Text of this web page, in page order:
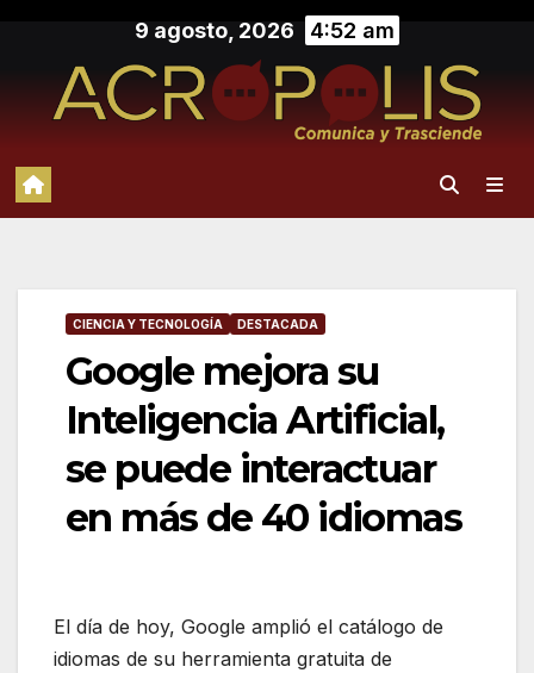
contenido
9 agosto, 2026 4:52 am
CIENCIA Y TECNOLOGÍA DESTACADA
Google mejora su
Inteligencia Artificial,
se puede interactuar
en más de 40 idiomas
El día de hoy, Google amplió el catálogo de
idiomas de su herramienta gratuita de